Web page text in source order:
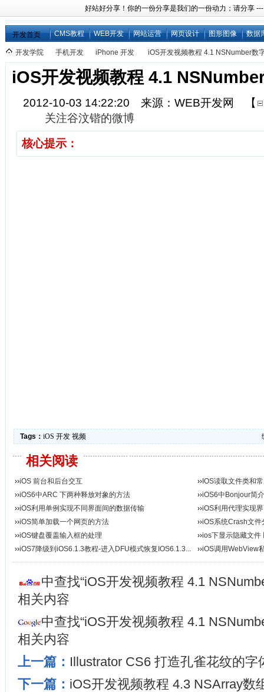
好站好分享！你的一份分享是我们的一份动力；请分享
开发首页 CMS教程 WEB开发 网站运营 网页设计 图形图像 数据
开发学院 手机开发 iPhone 开发 iOS开发视频教程 4.1 NSNumber数
iOS开发视频教程 4.1
2012-10-03 14:22:20 来源：WEB开发网
【
关注谷汶锴的微博
核心提示：
Tags： iOS 开发 视频
相关阅读
››iOS 前台和后台交互 ›› IOS读取文件类和
››iOS6中ARC 下两种释放对象的方法 ››iOS6中Bonjour简介
››iOS利用单例实现不同界面间的数据传输 ››iOS利用代理实现
››iOS简单加载一个网页的方法 ››iOS系统Crash文件
››iOS键盘覆盖输入框的处理 ››ios下显示隐藏文件
››iOS7降级到iOS6.1.3教程-进入DFU模式恢复IOS6.1.3... ››iOS调用WebView
中查找“iOS开发视频教程 4.1
相关内容
中查找“iOS开发视频教程 4.1
相关内容
上一篇： Illustrator CS6 打造孔雀花纹的字
下一篇： iOS开发视频教程 4.3 NSArray数